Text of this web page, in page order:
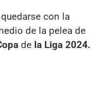
con la
de la pelea de
de la Liga 2024.